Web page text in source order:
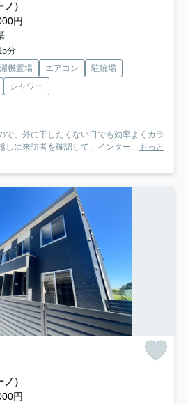
）
円
分
機置場 エアコン
駐輪場
シャワー
で、外に干したくない日でも効率よくカラ
しに来訪者を確認して、インター... もっと
）
円